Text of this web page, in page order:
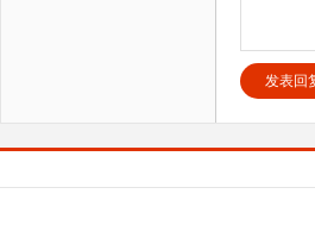
发表回